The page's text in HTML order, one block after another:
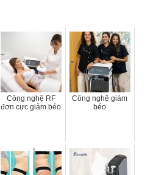
Công nghệ RF
đơn cực giảm béo
Công nghệ giảm
béo